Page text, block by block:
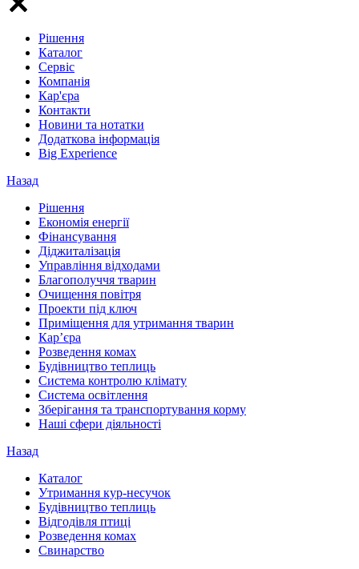
Рішення
Каталог
Сервіс
Компанія
Кар'єра
Контакти
Новини та нотатки
Додаткова інформація
Big Experience
Назад
Рішення
Економія енергії
Фінансування
Діджиталізація
Управління відходами
Благополуччя тварин
Очищення повітря
Проекти під ключ
Приміщення для утримання тварин
Кар’єра
Розведення комах
Будівництво теплиць
Система контролю клімату
Система освітлення
Зберігання та транспортування корму
Наші сфери діяльності
Назад
Каталог
Утримання кур-несучок
Будівництво теплиць
Відгодівля птиці
Розведення комах
Свинарство